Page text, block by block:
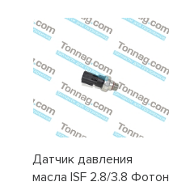
Датчик давления
масла ISF 2.8/3.8 Фотон